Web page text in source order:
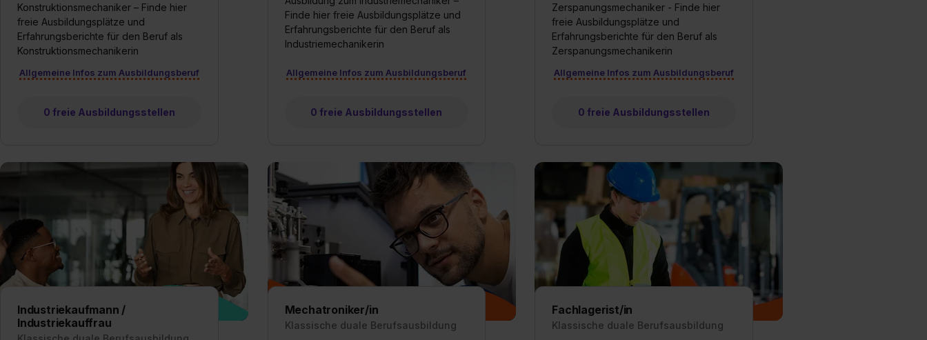
Konstruktionsmechaniker – Finde hier
freie Ausbildungsplätze und
Erfahrungsberichte für den Beruf als
Konstruktionsmechanikerin
Allgemeine Infos zum Ausbildungsberuf
0 freie Ausbildungsstellen
Finde hier freie Ausbildungsplätze und
Erfahrungsberichte für den Beruf als
Industriemechanikerin
Allgemeine Infos zum Ausbildungsberuf
0 freie Ausbildungsstellen
Zerspanungsmechaniker - Finde hier
freie Ausbildungsplätze und
Erfahrungsberichte für den Beruf als
Zerspanungsmechanikerin
Allgemeine Infos zum Ausbildungsberuf
0 freie Ausbildungsstellen
Industriekaufmann /
Industriekauffrau
Mechatroniker/in
Klassische duale Berufsausbildung
Fachlagerist/in
Klassische duale Berufsausbildung